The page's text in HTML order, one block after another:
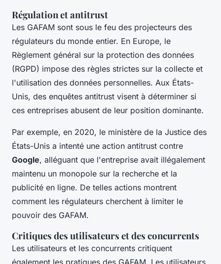
Régulation et antitrust
Les GAFAM sont sous le feu des projecteurs des
régulateurs du monde entier. En Europe, le
Règlement général sur la protection des données
(RGPD) impose des règles strictes sur la collecte et
l'utilisation des données personnelles. Aux États-
Unis, des enquêtes antitrust visent à déterminer si
ces entreprises abusent de leur position dominante.
Par exemple, en 2020, le ministère de la Justice des
États-Unis a intenté une action antitrust contre
Google, alléguant que l'entreprise avait illégalement
maintenu un monopole sur la recherche et la
publicité en ligne. De telles actions montrent
comment les régulateurs cherchent à limiter le
pouvoir des GAFAM.
Critiques des utilisateurs et des concurrents
Les utilisateurs et les concurrents critiquent